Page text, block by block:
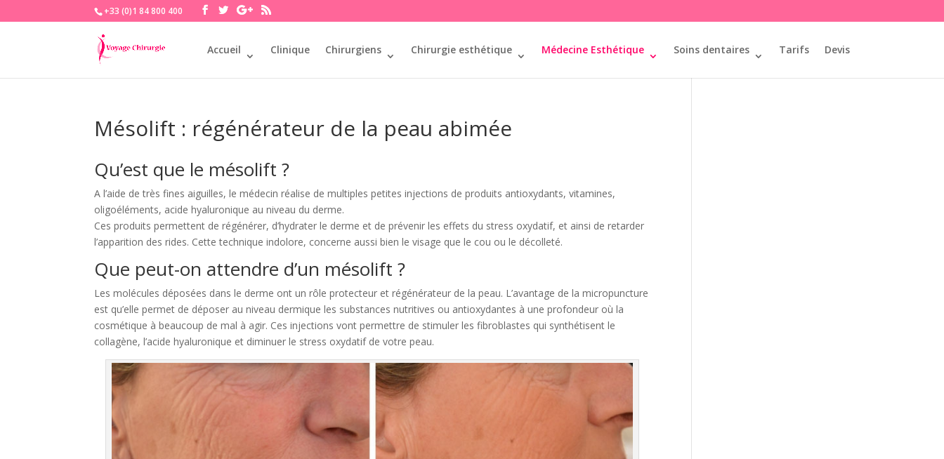
+33 (0)1 84 800 400
Accueil Clinique Chirurgiens Chirurgie esthétique Médecine Esthétique Soins dentaires Tarifs Devis
Mésolift : régénérateur de la peau abimée
Qu’est que le mésolift ?
A l’aide de très fines aiguilles, le médecin réalise de multiples petites injections de produits antioxydants, vitamines,
oligoéléments, acide hyaluronique au niveau du derme.
Ces produits permettent de régénérer, d’hydrater le derme et de prévenir les effets du stress oxydatif, et ainsi de retarder
l’apparition des rides. Cette technique indolore, concerne aussi bien le visage que le cou ou le décolleté.
Que peut-on attendre d’un mésolift ?
Les molécules déposées dans le derme ont un rôle protecteur et régénérateur de la peau. L’avantage de la micropuncture
est qu’elle permet de déposer au niveau dermique les substances nutritives ou antioxydantes à une profondeur où la
cosmétique à beaucoup de mal à agir. Ces injections vont permettre de stimuler les fibroblastes qui synthétisent le
collagène, l’acide hyaluronique et diminuer le stress oxydatif de votre peau.